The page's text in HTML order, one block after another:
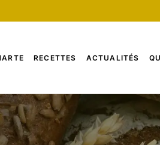
RECETTES ACTUALITÉS